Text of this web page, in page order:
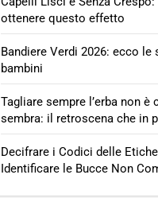
ottenere questo effetto
Bandiere Verdi 2026: ecco
bambini
Tagliare sempre l’erba non
sembra: il retroscena che in
Decifrare i Codici delle
Identificare le Bucce Non